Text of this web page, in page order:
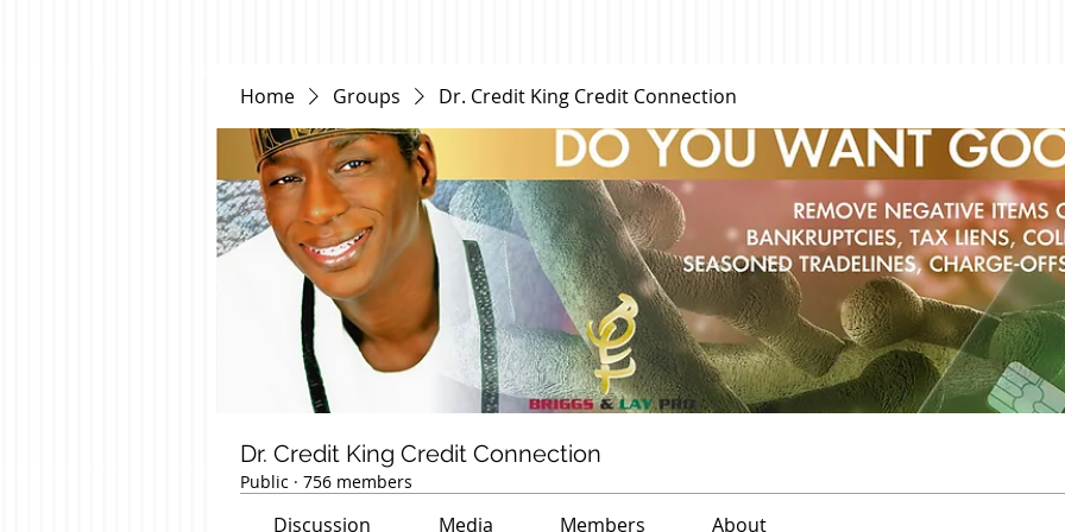
Home Groups Dr. Credit King Credit Connection
Dr. Credit King Credit Connection
Public · 756 members
Discussion Media Members About